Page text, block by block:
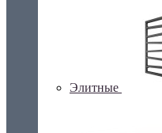
Элитные